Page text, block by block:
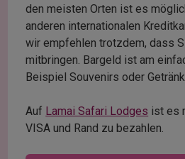
den meisten Orten ist es
anderen internationalen
wir empfehlen trotzdem, dass
mitbringen. Bargeld ist am
Beispiel Souvenirs oder
Auf Lamai Safari Lodges ist es
VISA und Rand zu bezahlen.